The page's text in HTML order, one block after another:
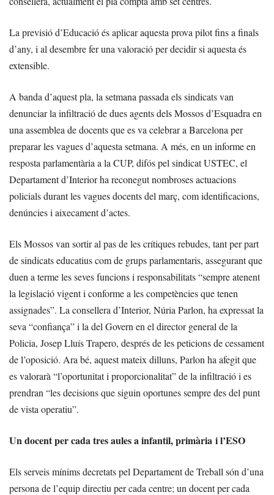
La previsió d’Educació és aplicar aquesta prova pilot fins a finals
d’any, i al desembre fer una valoració per decidir si aquesta és
extensible.
A banda d’aquest pla, la setmana passada els sindicats van
denunciar la infiltració de dues agents dels Mossos d’Esquadra en
una assemblea de docents que es va celebrar a Barcelona per
preparar les vagues d’aquesta setmana. A més, en un informe en
resposta parlamentària a la CUP, difós pel sindicat USTEC, el
Departament d’Interior ha reconegut nombroses actuacions
policials durant les vagues docents del març, com identificacions,
denúncies i aixecament d’actes.
Els Mossos van sortir al pas de les crítiques rebudes, tant per part
de sindicats educatius com de grups parlamentaris, assegurant que
duen a terme les seves funcions i responsabilitats “sempre atenent
la legislació vigent i conforme a les competències que tenen
assignades”. La consellera d’Interior, Núria Parlon, ha expressat la
seva “confiança” i la del Govern en el director general de la
Policia, Josep Lluís Trapero, després de les peticions de cessament
de l’oposició. Ara bé, aquest mateix dilluns, Parlon ha afegit que
es valorarà “l’oportunitat i proporcionalitat” de la infiltració i es
prendran “les decisions que siguin oportunes sempre des del punt
de vista operatiu”.
Un docent per cada tres aules a infantil, primària i l’ESO
Els serveis mínims decretats pel Departament de Treball són d’una
persona de l’equip directiu per cada centre; un docent per cada